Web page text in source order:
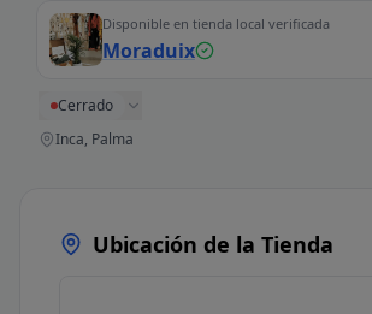
Disponible en tienda local verificada
Moraduix
Cerrado
Inca, Palma
Ubicación de la Tienda